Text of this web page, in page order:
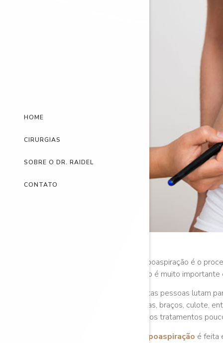
HOME
CIRURGIAS
SOBRE O DR. RAIDEL
CONTATO
A lipoaspiração é o
início é muito
Muitas pessoas lutam
coxas, braços, culote,
outros tratamentos
lipoaspiração é feita